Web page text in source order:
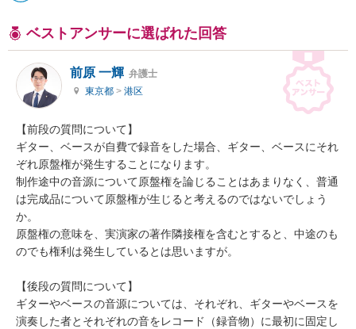
ベストアンサーに選ばれた回答
前原 一輝 弁護士
東京都 > 港区
【前段の質問について】
ギター、ベースが自費で録音をした場合、ギター、ベースにそれ
ぞれ原盤権が発生することになります。
制作途中の音源について原盤権を論じることはあまりなく、普通
は完成品について原盤権が生じると考えるのではないでしょう
か。
原盤権の意味を、実演家の著作隣接権を含むとすると、中途のも
のでも権利は発生しているとは思いますが。
【後段の質問について】
ギターやベースの音源については、それぞれ、ギターやベースを
演奏した者とそれぞれの音をレコード（録音物）に最初に固定し